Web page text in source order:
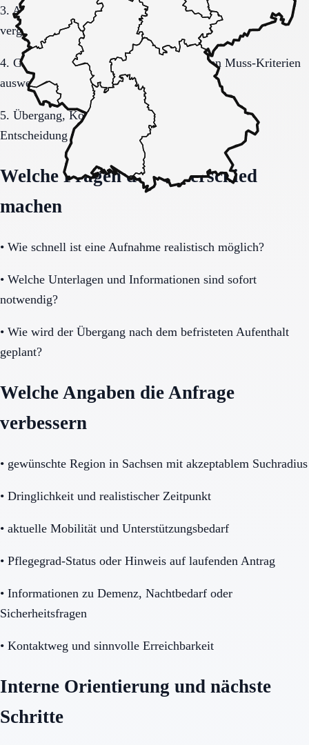
3. Anfrage sauber formulieren, damit Rückmeldungen
vergleichbar bleiben.
4. Gespräche und Besichtigungen mit festen Muss-Kriterien
auswerten.
5. Übergang, Kommunikation und Kosten vor der
Entscheidung vollständig klären.
Welche Fragen den Unterschied
machen
• Wie schnell ist eine Aufnahme realistisch möglich?
• Welche Unterlagen und Informationen sind sofort
notwendig?
• Wie wird der Übergang nach dem befristeten Aufenthalt
geplant?
Welche Angaben die Anfrage
verbessern
• gewünschte Region in Sachsen mit akzeptablem Suchradius
• Dringlichkeit und realistischer Zeitpunkt
• aktuelle Mobilität und Unterstützungsbedarf
• Pflegegrad-Status oder Hinweis auf laufenden Antrag
• Informationen zu Demenz, Nachtbedarf oder
Sicherheitsfragen
• Kontaktweg und sinnvolle Erreichbarkeit
Interne Orientierung und nächste
Schritte